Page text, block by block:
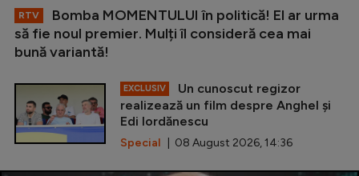
RTV
Bomba MOMENTULUI în politică! El ar urma
să fie noul premier. Mulți îl consideră cea mai
bună variantă!
EXCLUSIV
Un cunoscut regizor
realizează un film despre Anghel și
Edi Iordănescu
Special | 08 August 2026, 14:36